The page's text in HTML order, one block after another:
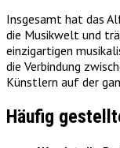
Insgesamt hat das
die Musikwelt und
einzigartigen
die Verbindung
Künstlern auf der
Häufig